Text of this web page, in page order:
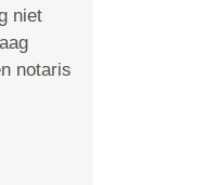
niet
notaris